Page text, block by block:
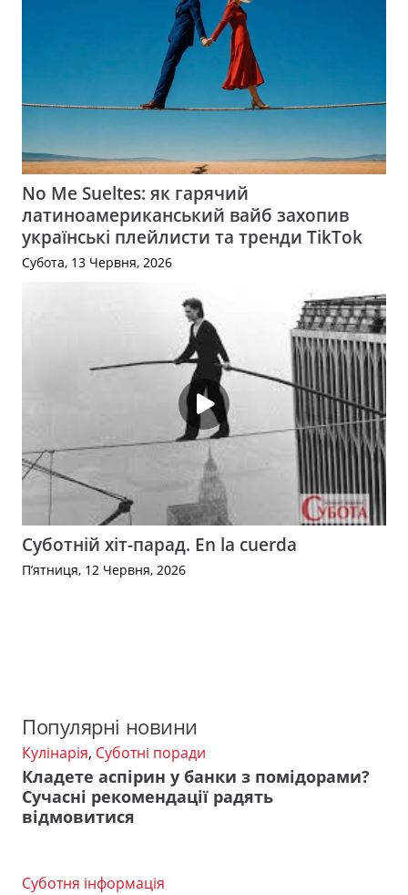
No Me Sueltes: як гарячий
латиноамериканський вайб захопив
українські плейлисти та тренди TikTok
Субота, 13 Червня, 2026
Суботній хіт-парад. En la cuerda
П’ятниця, 12 Червня, 2026
Популярні новини
Кулінарія, Суботні поради
Кладете аспірин у банки з помідорами?
Сучасні рекомендації радять
відмовитися
Суботня інформація